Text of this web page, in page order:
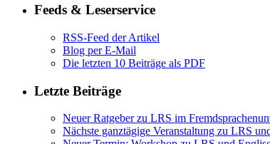
Feeds & Leserservice
RSS-Feed der Artikel
Blog per E-Mail
Die letzten 10 Beiträge als PDF
Letzte Beiträge
Neuer Ratgeber zu LRS im
Nächste ganztägige Veranstaltung zu LRS